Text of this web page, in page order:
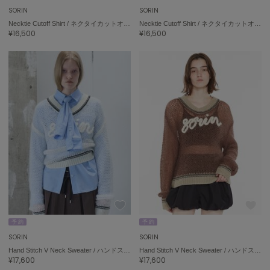
SORIN
¥16,500
SORIN
¥16,500
予 約
SORIN
¥17,600
予 約
SORIN
¥17,600